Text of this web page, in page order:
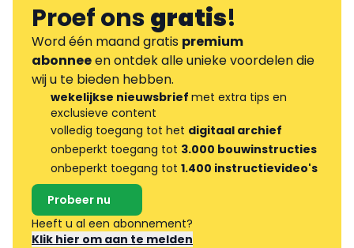
Proef onsgratis!
Word één maand gratis premium
abonneeen ontdek alle unieke voordelen die
wij u te bieden hebben.
wekelijkse nieuwsbrief met extra tips en
exclusieve content
volledig toegang tot het digitaal archief
onbeperkt toegang tot 3.000 bouwinstructies
onbeperkt toegang tot 1.400 instructievideo's
Probeer nu
Heeft u al een abonnement?
Klik hier om aan te melden